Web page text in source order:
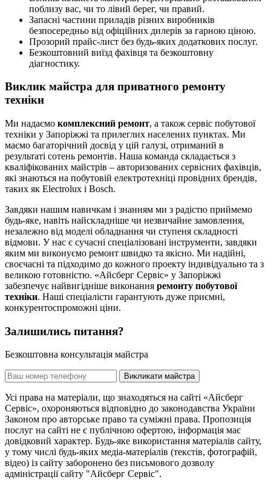
поблизу вас, чи то лівий берег, чи правий.
Запасні частини приладів різних виробників
безпосередньо від офіційних дилерів за гарною ціною.
Прозорий прайс-лист без будь-яких додаткових послуг.
Безкоштовний виїзд фахівця та безкоштовну
діагностику.
Виклик майстра для приватного ремонту
техніки
Ми надаємо комплексний ремонт, а також сервіс побутової
техніки у Запоріжжі та прилеглих населених пунктах. Ми
маємо багаторічний досвід у цій галузі, отриманий в
результаті сотень ремонтів. Наша команда складається з
кваліфікованих майстрів – авторизованих сервісних фахівців,
які знаються на побутовій електротехніці провідних брендів,
таких як Electrolux і Bosch.
Завдяки нашим навичкам і знанням ми з радістю приймемо
будь-яке, навіть найскладніше чи незвичайне замовлення,
незалежно від моделі обладнання чи ступеня складності
відмови. У нас є сучасні спеціалізовані інструменти, завдяки
яким ми виконуємо ремонт швидко та якісно. Ми надійні,
своєчасні та підходимо до кожного проекту індивідуально та з
великою готовністю. «Айсберг Сервіс» у Запоріжжі
забезпечує найвигідніше виконання ремонту побутової
техніки. Наші спеціалісти гарантують дуже приємні,
конкурентоспроможні ціни.
Залишились питання?
Безкоштовна консультація майстра
Викликати майстра
Усі права на матеріали, що знаходяться на сайті «Айсберг
Сервіс», охороняються відповідно до законодавства України
Законом про авторське право та суміжні права. Пропозиція
послуг на сайті не є публічною офертою, інформація має
довідковий характер. Будь-яке використання матеріалів сайту,
у тому числі будь-яких медіа-матеріалів (текстів, фотографій,
відео) із сайту заборонено без письмового дозволу
адміністрації сайту "Айсберг Сервіс".